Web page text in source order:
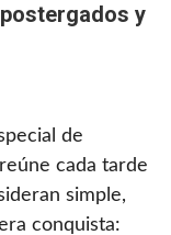
y
de
cada tarde
simple,
conquista: